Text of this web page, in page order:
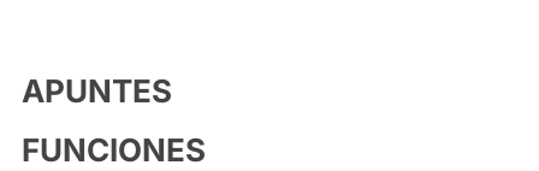
APUNTES
FUNCIONES